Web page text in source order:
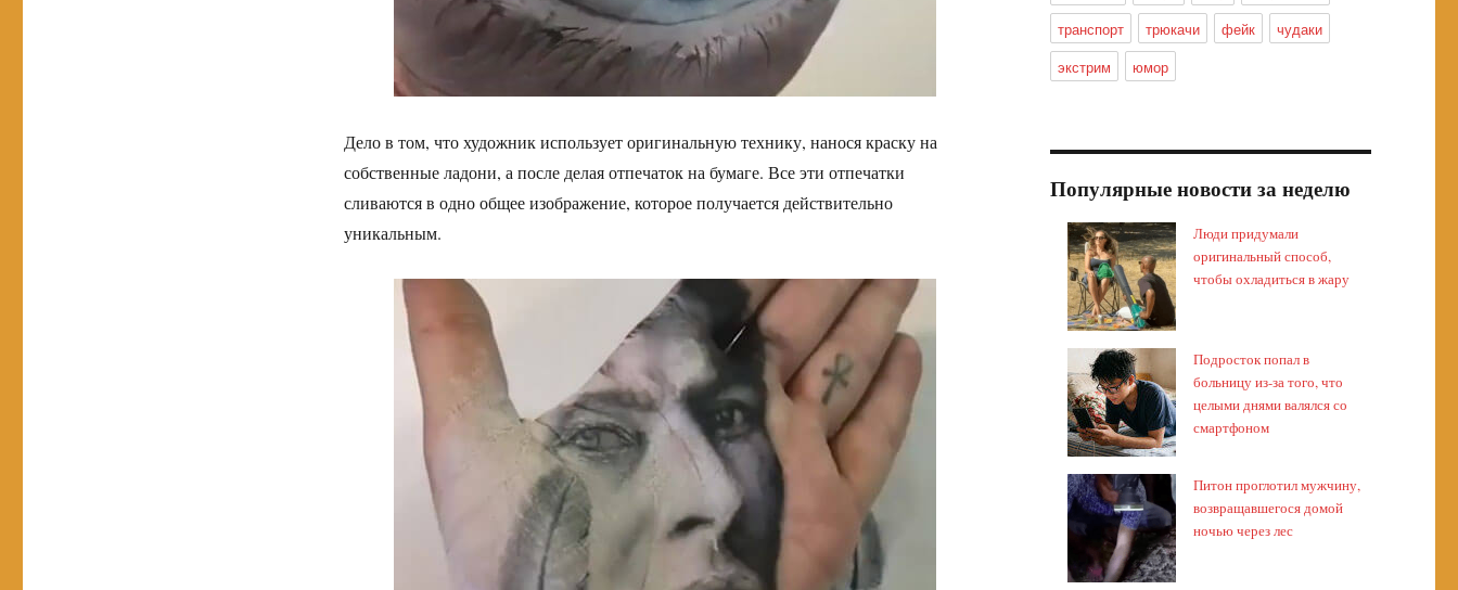
Дело в том, что художник использует оригинальную технику, нанося краску на
собственные ладони, а после делая отпечаток на бумаге. Все эти отпечатки
сливаются в одно общее изображение, которое получается действительно
уникальным.
транспорт
трюкачи фейк
чудаки
экстрим
юмор
Популярные новости за неделю
Люди придумали
оригинальный способ,
чтобы охладиться в жару
Подросток попал в
больницу из-за того, что
целыми днями валялся со
смартфоном
Питон проглотил мужчину,
возвращавшегося домой
ночью через лес